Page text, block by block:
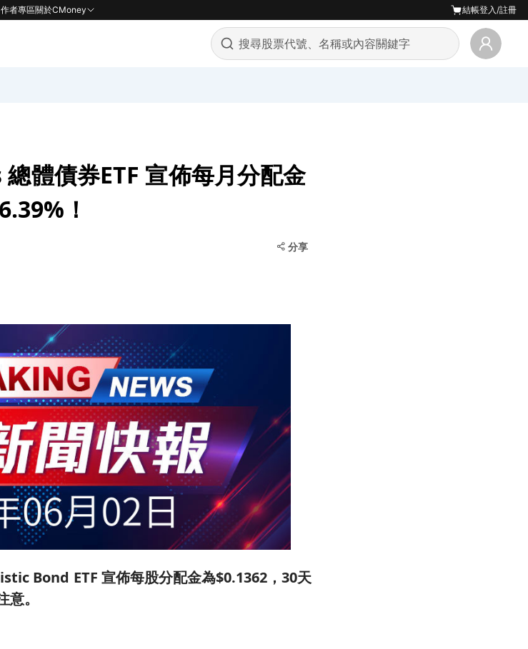
作者專區關於CMoney 結帳登入/註冊
體債券ETF 宣佈每月分配金
！
分享
Bond ETF 宣佈每股分配金為$0.1362，30天
。